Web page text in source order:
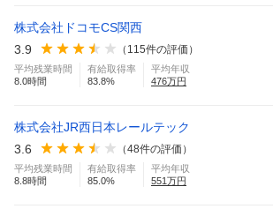
株式会社ドコモCS関西
3.9
（ 115件の評価）
平均残業時間
8.0時間
有給取得率
83.8%
平均年収
476万円
株式会社JR西日本レールテック
3.6
（48件の評価）
平均残業時間
8.8時間
有給取得率
85.0%
平均年収
551万円